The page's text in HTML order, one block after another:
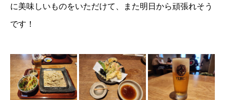
に美味しいものをいただけて、また明日から頑張れそう
です！